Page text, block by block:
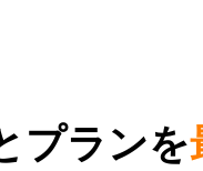
プランを